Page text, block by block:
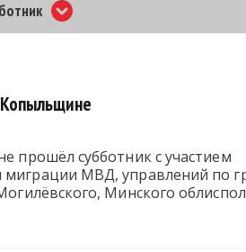
прошёл субботник с участием
миграции МВД, управлений по
Минского